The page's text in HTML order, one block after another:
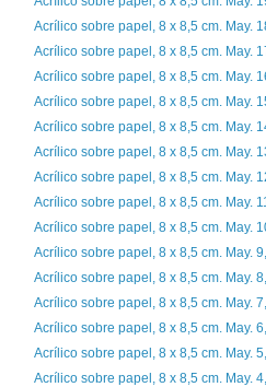
Acrílico sobre papel, 8 x 8,5 cm. May.
Acrílico sobre papel, 8 x 8,5 cm. May.
Acrílico sobre papel, 8 x 8,5 cm. May.
Acrílico sobre papel, 8 x 8,5 cm. May.
Acrílico sobre papel, 8 x 8,5 cm. May.
Acrílico sobre papel, 8 x 8,5 cm. May.
Acrílico sobre papel, 8 x 8,5 cm. May.
Acrílico sobre papel, 8 x 8,5 cm. May.
Acrílico sobre papel, 8 x 8,5 cm. May.
Acrílico sobre papel, 8 x 8,5 cm. May.
Acrílico sobre papel, 8 x 8,5 cm. May.
Acrílico sobre papel, 8 x 8,5 cm. May.
Acrílico sobre papel, 8 x 8,5 cm. May.
Acrílico sobre papel, 8 x 8,5 cm. May.
Acrílico sobre papel, 8 x 8,5 cm. May.